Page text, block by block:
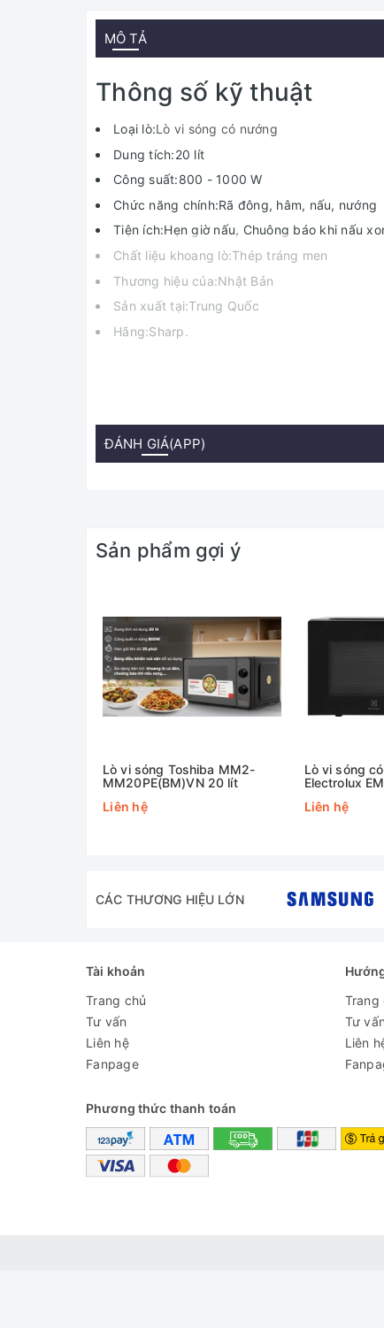
MÔ TẢ
Thông số kỹ thuật
Loại lò:Lò vi sóng có nướng
Dung tích:20 lít
Công suất:800 - 1000 W
Chức năng chính:Rã đông, hâm, nấu, nướng
Tiện ích:Hẹn giờ nấu, Chuông báo khi nấu
Chất liệu khoang lò:Thép tráng men
Thương hiệu của:Nhật Bản
Sản xuất tại:Trung Quốc
Hãng:Sharp.
ĐÁNH GIÁ(APP)
Sản phẩm gợi ý
Lò vi sóng Toshiba MM2-
MM20PE(BM)VN 20 lít
Liên hệ
Lò vi sóng
Electrolux
Liên hệ
CÁC THƯƠNG HIỆU LỚN
Tài khoản
Trang chủ
Tư vấn
Liên hệ
Fanpage
Trang
Tư vấn
Liên
Phương thức thanh toán